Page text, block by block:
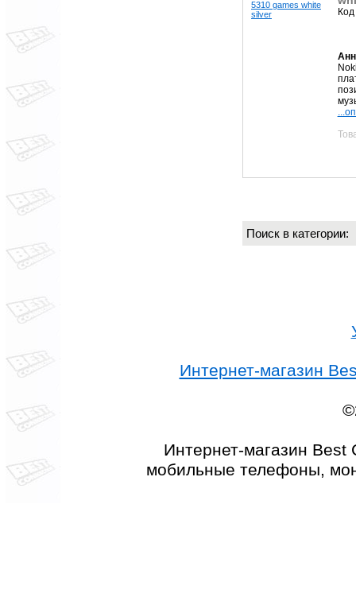
Поиск в
Интернет-магазин
Интернет-магазин Best
мобильные телефоны,